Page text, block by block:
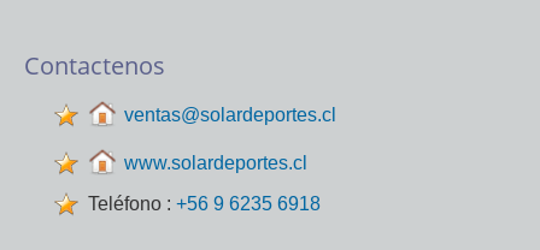
Contactenos
ventas@solardeportes.cl
www.solardeportes.cl
Teléfono : +56 9 6235 6918